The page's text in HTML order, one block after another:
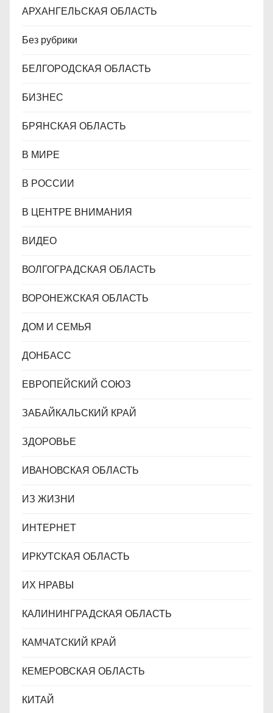
АРХАНГЕЛЬСКАЯ ОБЛАСТЬ
Без рубрики
БЕЛГОРОДСКАЯ ОБЛАСТЬ
БИЗНЕС
БРЯНСКАЯ ОБЛАСТЬ
В МИРЕ
В РОССИИ
В ЦЕНТРЕ ВНИМАНИЯ
ВИДЕО
ВОЛГОГРАДСКАЯ ОБЛАСТЬ
ВОРОНЕЖСКАЯ ОБЛАСТЬ
ДОМ И СЕМЬЯ
ДОНБАСС
ЕВРОПЕЙСКИЙ СОЮЗ
ЗАБАЙКАЛЬСКИЙ КРАЙ
ЗДОРОВЬЕ
ИВАНОВСКАЯ ОБЛАСТЬ
ИЗ ЖИЗНИ
ИНТЕРНЕТ
ИРКУТСКАЯ ОБЛАСТЬ
ИХ НРАВЫ
КАЛИНИНГРАДCКАЯ ОБЛАСТЬ
КАМЧАТСКИЙ КРАЙ
КЕМЕРОВСКАЯ ОБЛАСТЬ
КИТАЙ